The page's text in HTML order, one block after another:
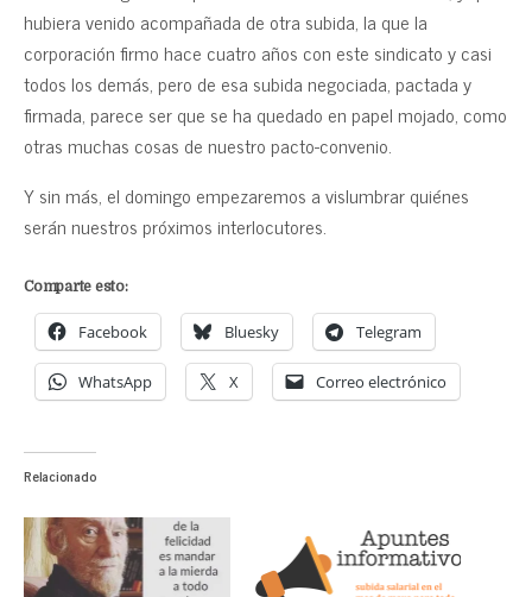
hubiera venido acompañada de otra subida, la que la
corporación firmo hace cuatro años con este sindicato y casi
todos los demás, pero de esa subida negociada, pactada y
firmada, parece ser que se ha quedado en papel mojado, como
otras muchas cosas de nuestro pacto-convenio.
Y sin más, el domingo empezaremos a vislumbrar quiénes
serán nuestros próximos interlocutores.
Comparte esto:
Facebook Bluesky Telegram
WhatsApp X Correo electrónico
Relacionado